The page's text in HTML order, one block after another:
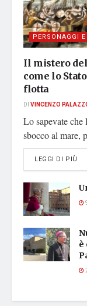
PERSONAGGI
Il mistero
come lo
flotta
DI VINCENZO
Lo sapevate
sbocco al mare,
LEGGI DI PIÙ
è